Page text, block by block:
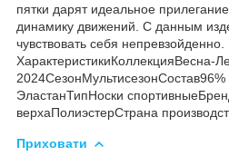
пятки дарят идеальное
динамику движений. С данным
чувствовать себя непревзойденно.
ХарактеристикиКоллекцияВесна-
ЭластанТипНоски
верхаПолиэстерСтрана
Приховати